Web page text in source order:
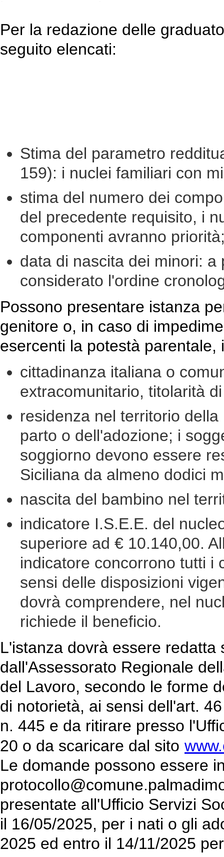
Per la redazione delle
seguito elencati:
Stima del parametro
159): i nuclei familiari con
stima del numero dei
del precedente requisito, i
componenti avranno
data di nascita dei minori:
considerato l'ordine
Possono presentare istanza
genitore o, in caso di
esercenti la potestà
cittadinanza italiana o
extracomunitario, titolarità
residenza nel territorio
parto o dell'adozione; i
soggiorno devono essere
Siciliana da almeno dodici
nascita del bambino nel
indicatore I.S.E.E. del
superiore ad € 10.140,00.
indicatore concorrono tutti i
sensi delle disposizioni
dovrà comprendere, nel
richiede il beneficio.
L'istanza dovrà essere
dall'Assessorato Regionale
del Lavoro, secondo le forme
di notorietà, ai sensi dell'art.
n. 445 e da ritirare presso
20 o da scaricare dal sito
Le domande possono essere
presentate all'Ufficio Servizi
il 16/05/2025, per i nati o gli
2025 ed entro il 14/11/2025